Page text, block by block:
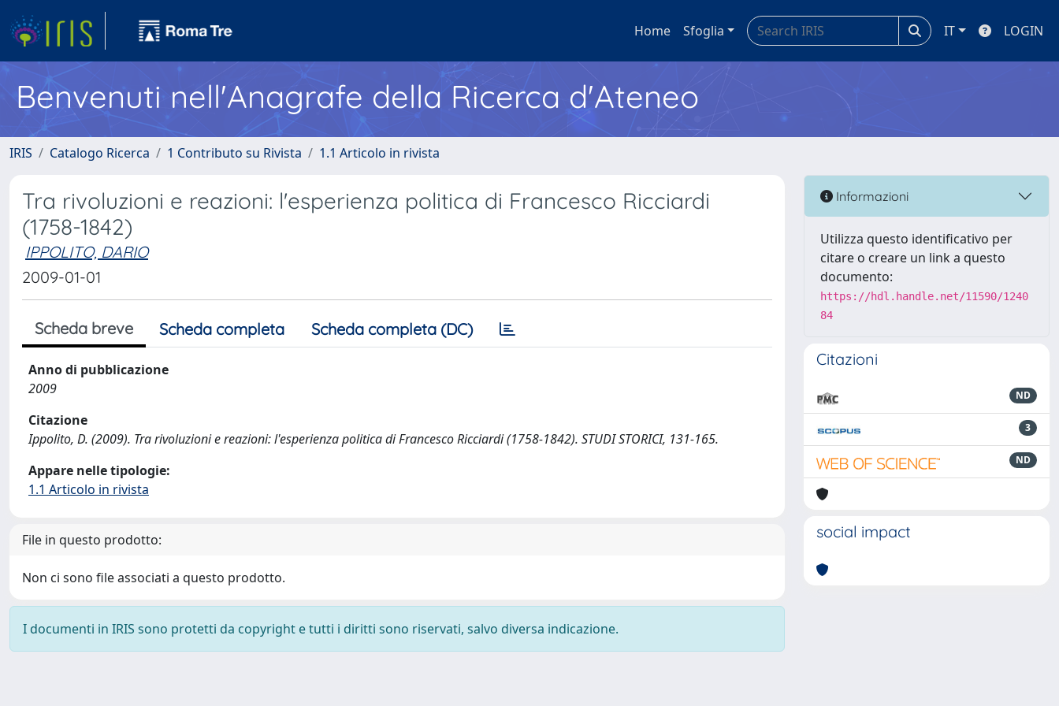
Home Sfoglia IT LOGIN
Benvenuti nell'Anagrafe della Ricerca d'Ateneo
IRIS Catalogo Ricerca 1 Contributo su Rivista 1.1 Articolo in rivista
Tra rivoluzioni e reazioni: l'esperienza politica di Francesco Ricciardi
(1758-1842)
IPPOLITO, DARIO
2009-01-01
Scheda breve Scheda completa Scheda completa (DC)
Anno di pubblicazione
2009
Citazione
Ippolito, D. (2009). Tra rivoluzioni e reazioni: l'esperienza politica di Francesco Ricciardi (1758-1842). STUDI STORICI, 131-165.
Appare nelle tipologie:
1.1 Articolo in rivista
File in questo prodotto:
Non ci sono file associati a questo prodotto.
I documenti in IRIS sono protetti da copyright e tutti i diritti sono riservati, salvo diversa indicazione.
Informazioni
Utilizza questo identificativo per
citare o creare un link a questo
documento:
https://hdl.handle.net/11590/1240
84
Citazioni
ND
3
ND
social impact